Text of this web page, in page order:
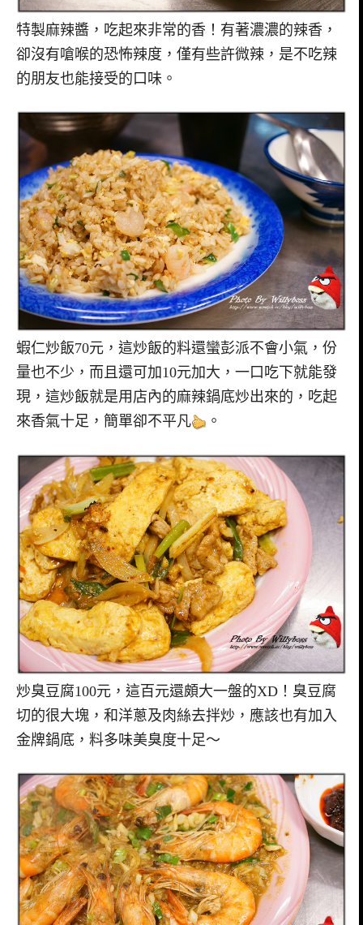
特製麻辣醬，吃起來非常的香！有著濃濃的辣香，
卻沒有嗆喉的恐怖辣度，僅有些許微辣，是不吃辣
的朋友也能接受的口味。
蝦仁炒飯70元，這炒飯的料還蠻彭派不會小氣，份
量也不少，而且還可加10元加大，一口吃下就能發
現，這炒飯就是用店內的麻辣鍋底炒出來的，吃起
來香氣十足，簡單卻不平凡
。
炒臭豆腐100元，這百元還頗大一盤的XD！臭豆腐
切的很大塊，和洋蔥及肉絲去拌炒，應該也有加入
金牌鍋底，料多味美臭度十足～